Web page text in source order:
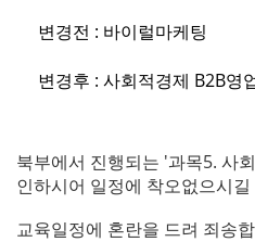
변경전 : 바이럴마케팅
변경후 : 사회적경제 B2B영
북부에서 진행되는 '과목5. 사
인하시어 일정에 착오없으시
교육일정에 혼란을 드려 죄송